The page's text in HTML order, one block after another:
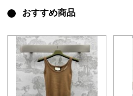
おすすめ商品